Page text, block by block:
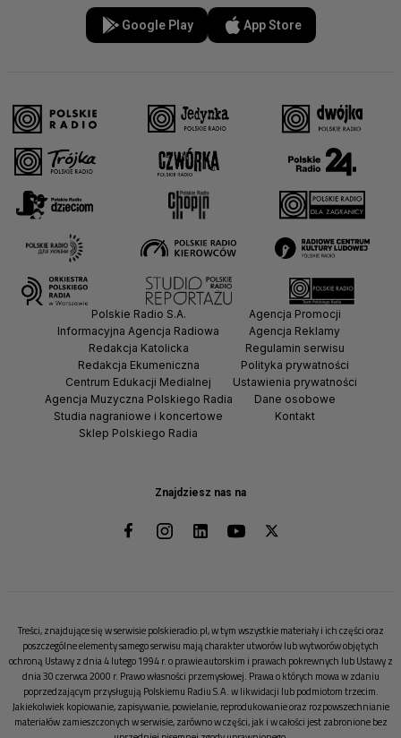
Google Play App Store
Znajdziesz nas na
Polskie Radio S.A.
Informacyjna Agencja Radiowa
Redakcja Katolicka
Redakcja Ekumeniczna
Centrum Edukacji Medialnej
Agencja Muzyczna Polskiego Radia
Studia nagraniowe i koncertowe
Sklep Polskiego Radia
Agencja Promocji
Agencja Reklamy
Regulamin serwisu
Polityka prywatności
Ustawienia prywatności
Dane osobowe
Kontakt
Treści, znajdujące się w serwisie polskieradio.pl, w tym wszystkie materiały i ich części oraz
poszczególne elementy samego serwisu mają charakter utworów lub wytworów objętych
ochroną Ustawy z dnia 4 lutego 1994 r. o prawie autorskim i prawach pokrewnych lub Ustawy z
dnia 30 czerwca 2000 r. Prawo własności przemysłowej. Prawa o których mowa w zdaniu
poprzedzającym przysługują Polskiemu Radiu S.A. w likwidacji lub podmiotom trzecim.
Jakiekolwiek kopiowanie, zapisywanie, powielanie, reprodukowanie oraz rozpowszechnianie
materiałów zamieszczonych w serwisie, zarówno w części, jak i w całości jest zabronione bez